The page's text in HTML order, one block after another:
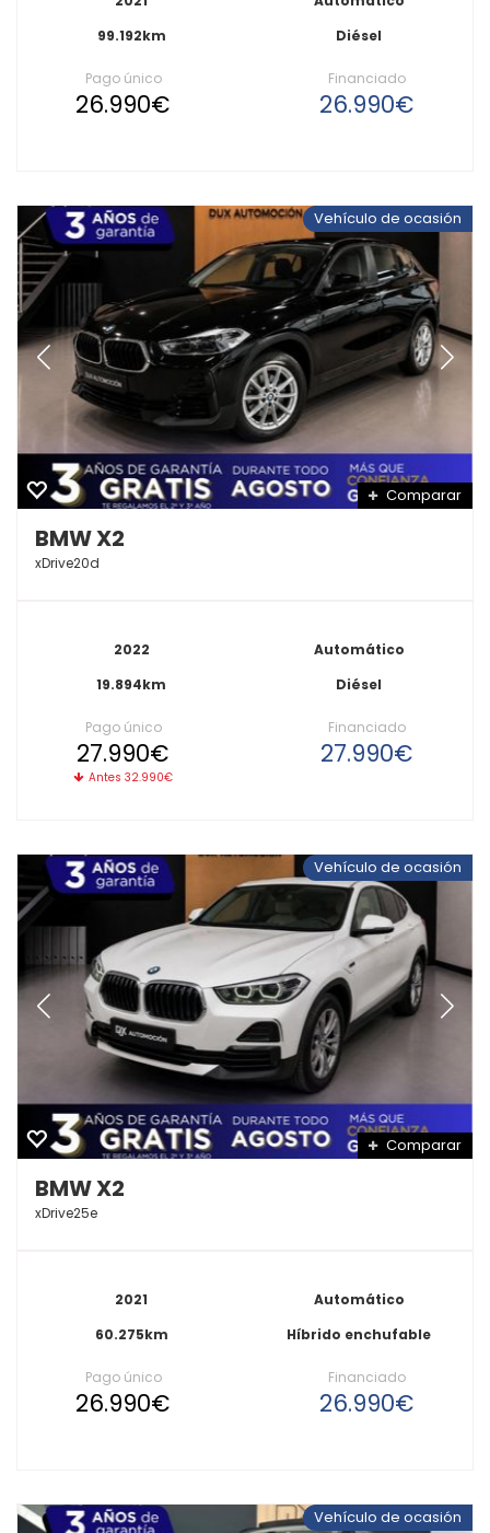
99.192km
Diésel
Pago único
26.990€
Financiado
26.990€
Vehículo de ocasión
Comparar
BMW X2
xDrive20d
2022
19.894km
Automático
Diésel
Pago único
27.990€
Antes 32.990€
Financiado
27.990€
Vehículo de ocasión
Comparar
BMW X2
xDrive25e
2021
60.275km
Automático
Híbrido enchufable
Pago único
26.990€
Financiado
26.990€
Vehículo de ocasión